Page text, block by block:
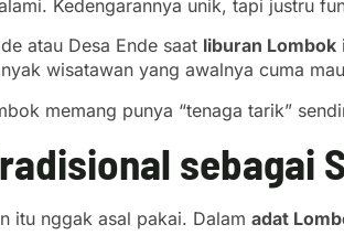
Kedengarannya unik, tapi justru
atau Desa Ende saat liburan Lombok
wisatawan yang awalnya cuma
memang punya “tenaga tarik”
sebagai
itu nggak asal pakai. Dalam adat